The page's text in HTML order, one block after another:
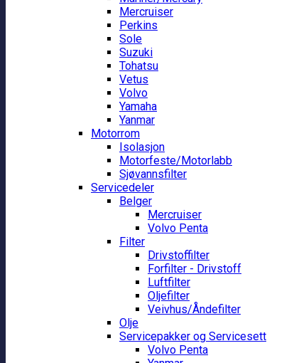
Mercruiser
Perkins
Sole
Suzuki
Tohatsu
Vetus
Volvo
Yamaha
Yanmar
Motorrom
Isolasjon
Motorfeste/Motorlabb
Sjøvannsfilter
Servicedeler
Belger
Mercruiser
Volvo Penta
Filter
Drivstoffilter
Forfilter - Drivstoff
Luftfilter
Oljefilter
Veivhus/Åndefilter
Olje
Servicepakker og Servicesett
Volvo Penta